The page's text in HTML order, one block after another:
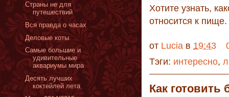
Хотите узнать,
относится к
от Lucia в 19:43
Тэги: интересно,
Как
Страны не для
путешествий
Вся правда о часах
Деловые коты
Самые большие и
удивительные
аквариумы мира
Десять лучших
коктейлей лета